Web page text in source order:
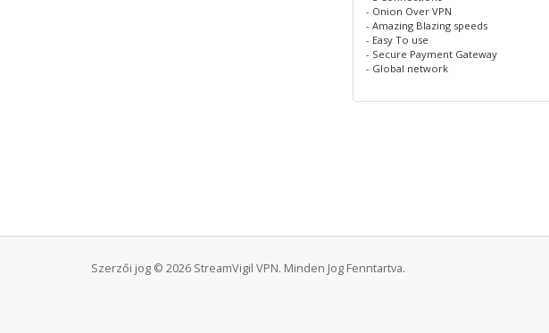
- Onion Over VPN
- Amazing Blazing speeds
- Easy To use
- Secure Payment Gateway
- Global network
Szerzői jog © 2026 StreamVigil VPN. Minden Jog Fenntartva.